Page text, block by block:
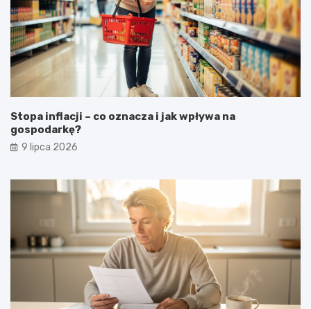
Stopa inflacji – co oznacza i jak wpływa na
gospodarkę?
9 lipca 2026